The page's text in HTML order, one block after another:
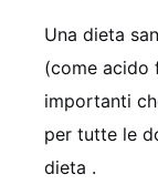
Una dieta
(come acido
importanti
per tutte le
dieta .